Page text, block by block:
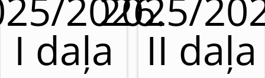
I daļa II daļa